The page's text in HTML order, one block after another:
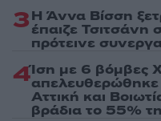
3Η Άννα Βίσση
έπαιζε Τσιτσάνη
πρότεινε
4Ίση με 6 βόμβες
Αττική και
βράδια το 55%